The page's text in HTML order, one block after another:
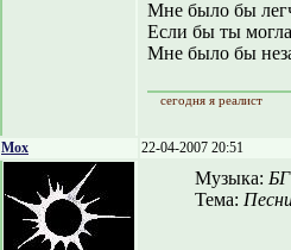
Мне было бы
Если бы ты
Мне было бы
сегодня я реалист
Mox 22-04-2007 20:51
Музыка: БГ
Тема: